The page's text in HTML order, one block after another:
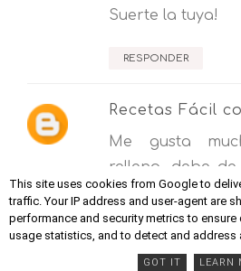
Suerte la tuya!
RESPONDER
Recetas Fácil
Me gusta
relleno, debe
también tengo
los huevos,
casa y es una
This site uses cookies from Google to
traffic. Your IP address and user-agent are
performance and security metrics to ensure
usage statistics, and to detect and address
LEARN
GOT IT